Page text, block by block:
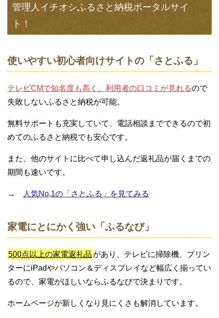
管理人イチオシふるさと納税ポータルサイ
ト！
使いやすい初心者向けサイトの「さとふる」
テレビCMで知名度も高く、利用者の口コミが見れるので
失敗しないふるさと納税が可能。
無料サポートも充実していて、電話相談までできるので初
めてのふるさと納税でも安心です。
また、他のサイトに比べて申し込んだ返礼品が届くまでの
期間も速いです。
→ 人気No,1の「さとふる」を見てみる
家電にとにかく強い「ふるなび」
500点以上の家電返礼品 があり、テレビに掃除機、プリン
ターにiPadやパソコン＆ディスプレイなど幅広く揃ってい
るので、家電がほしいならふるなびで決まりです。
ホームページが新しくなり見にくさも解消しています。